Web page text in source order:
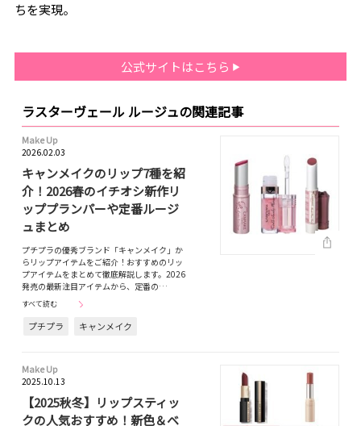
ちを実現。
公式サイトはこちら
ラスターヴェール ルージュの関連記事
Make Up
2026.02.03
キャンメイクのリップ7種を紹
介！2026春のイチオシ新作リ
ッププランパーや定番ルージ
ュまとめ
プチプラの優秀ブランド「キャンメイク」か
らリップアイテムをご紹介！おすすめのリッ
プアイテムをまとめて徹底解説します。2026
発売の最新注目アイテムから、定番の…
すべて読む
プチプラ キャンメイク
Make Up
2025.10.13
【2025秋冬】リップスティッ
クの人気おすすめ！新色＆ベ